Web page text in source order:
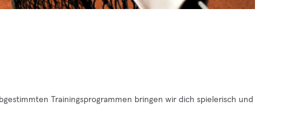
Trainingsprogrammen bringen wir dich spielerisch und